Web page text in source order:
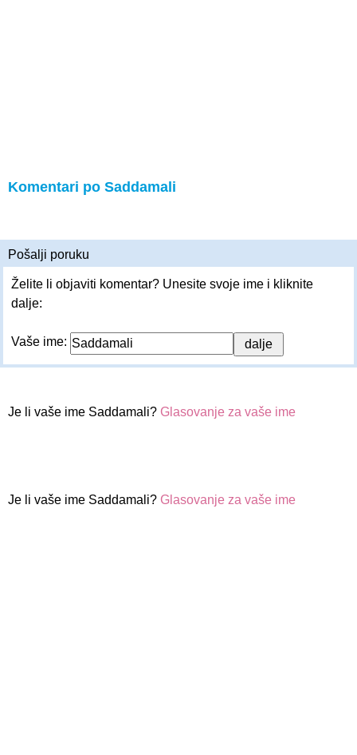
Komentari po Saddamali
Pošalji poruku
Želite li objaviti komentar? Unesite svoje ime i kliknite
dalje:
Vaše ime:
Je li vaše ime Saddamali? Glasovanje za vaše ime
Je li vaše ime Saddamali? Glasovanje za vaše ime